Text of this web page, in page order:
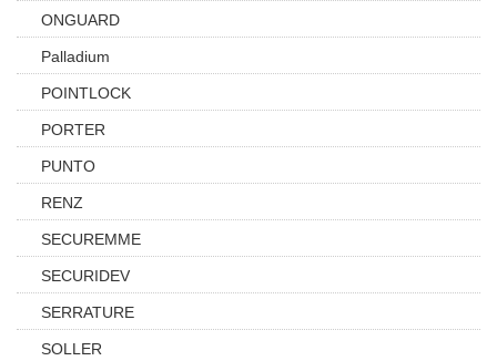
ONGUARD
Palladium
POINTLOCK
PORTER
PUNTO
RENZ
SECUREMME
SECURIDEV
SERRATURE
SOLLER